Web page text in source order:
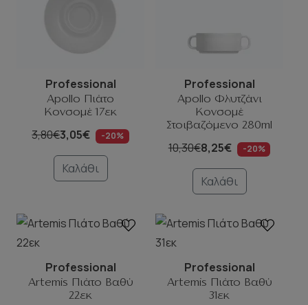
Professional
Apollo Πιάτο
Κονσομέ 17εκ
3,80€3,05€ -20%
Καλάθι
Professional
Apollo Φλυτζάνι
Κονσομέ
Στοιβαζόμενο 280ml
10,30€8,25€ -20%
Καλάθι
Professional
Artemis Πιάτο Βαθύ
22εκ
Professional
Artemis Πιάτο Βαθύ
31εκ